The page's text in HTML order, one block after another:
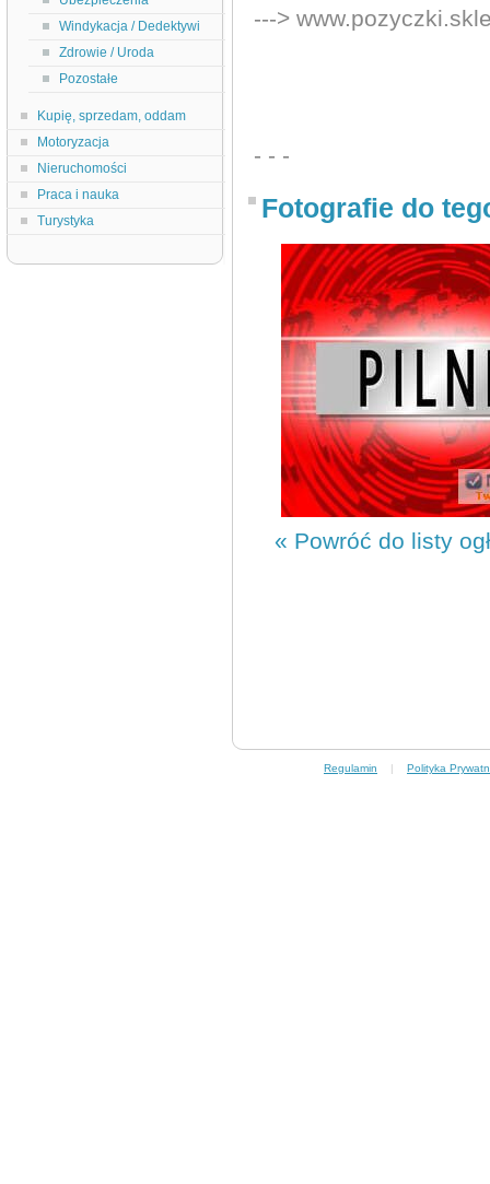
Windykacja / Dedektywi
Zdrowie / Uroda
Pozostałe
Kupię, sprzedam, oddam
Motoryzacja
Nieruchomości
Praca i nauka
Turystyka
--->
- - -
Fotografie do
« Powróć do listy
Regulamin | Polityka